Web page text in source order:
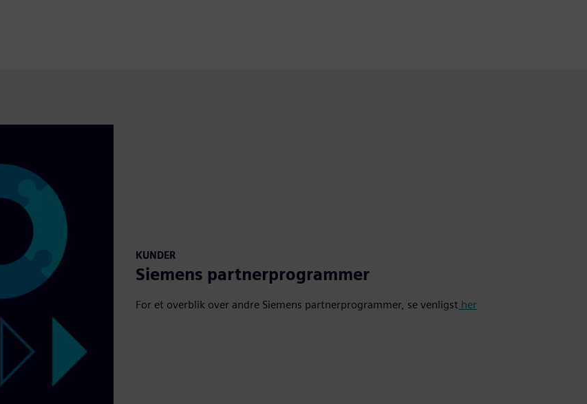
KUNDER
Siemens partnerprogrammer
For et overblik over andre Siemens partnerprogrammer, se venligst her